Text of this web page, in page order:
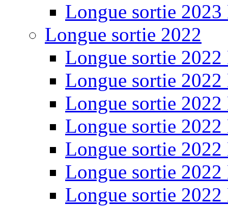
Longue sortie 2023
Longue sortie 2022
Longue sortie 2022
Longue sortie 2022
Longue sortie 2022
Longue sortie 2022
Longue sortie 2022
Longue sortie 2022
Longue sortie 2022